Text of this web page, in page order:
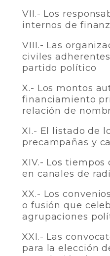
VII.- Los
internos de
VIII.- Las
civiles
partido político
X.- Los montos
financiamiento
relación de
XI.- El listado de
precampañas y
XIV.- Los
en canales de
XX.- Los
o fusión que
agrupaciones
XXI.- Las
para la elección